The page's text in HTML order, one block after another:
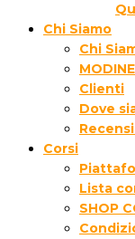
Chi Siamo
Chi
Clienti
Dove
Corsi
Lista
SHOP